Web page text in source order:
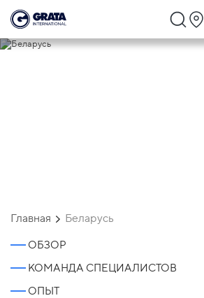
Главная Беларусь
ОБЗОР
КОМАНДА СПЕЦИАЛИСТОВ
ОПЫТ